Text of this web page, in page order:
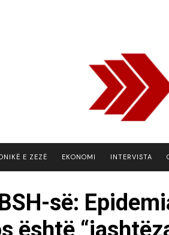
E ZEZË EKONOMI INTERVISTA
së:
është